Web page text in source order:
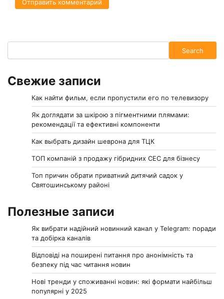
Search
Свежие записи
Как найти фильм, если пропустили его по телевизору
Як доглядати за шкірою з пігментними плямами:
рекомендації та ефективні компоненти
Как выбрать дизайн шеврона для ТЦК
ТОП компаній з продажу гібридних СЕС для бізнесу
Топ причин обрати приватний дитячий садок у
Святошинському районі
Полезные записи
Як вибрати надійний новинний канал у Telegram: поради
та добірка каналів
Відповіді на поширені питання про анонімність та
безпеку під час читання новин
Нові тренди у споживанні новин: які формати найбільш
популярні у 2025